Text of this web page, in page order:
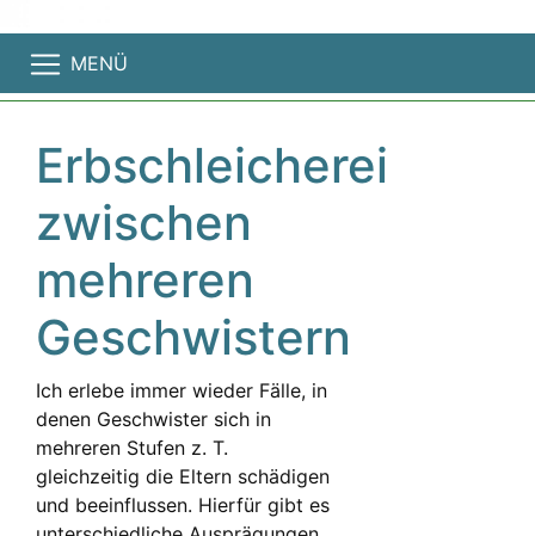
MENÜ
Erbschleicherei
zwischen
mehreren
Geschwistern
Ich erlebe immer wieder Fälle, in
denen Geschwister sich in
mehreren Stufen z. T.
gleichzeitig die Eltern schädigen
und beeinflussen. Hierfür gibt es